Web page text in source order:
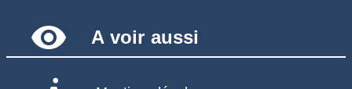
remove_red_eye A voir aussi